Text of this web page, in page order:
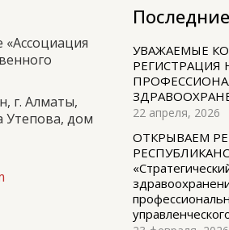
г. Алматы,
Утепова, дом
УВАЖАЕМЫЕ
РЕГИСТРАЦИЯ
22 апреля, 2026
ОТКРЫВАЕМ